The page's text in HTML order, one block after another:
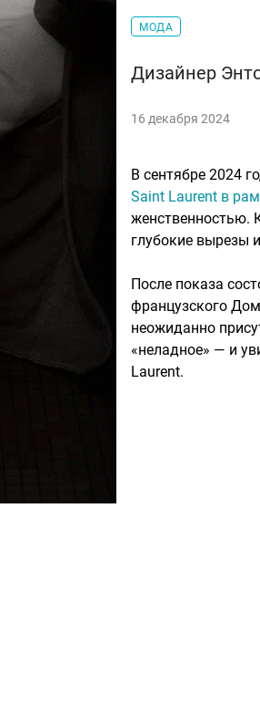
МОДА
Дизайнер
16 декабря 2024
В сентябре 2024
Saint Laurent в
женственностью.
глубокие вырезы
После показа
французского
неожиданно
«неладное» — и
Laurent.